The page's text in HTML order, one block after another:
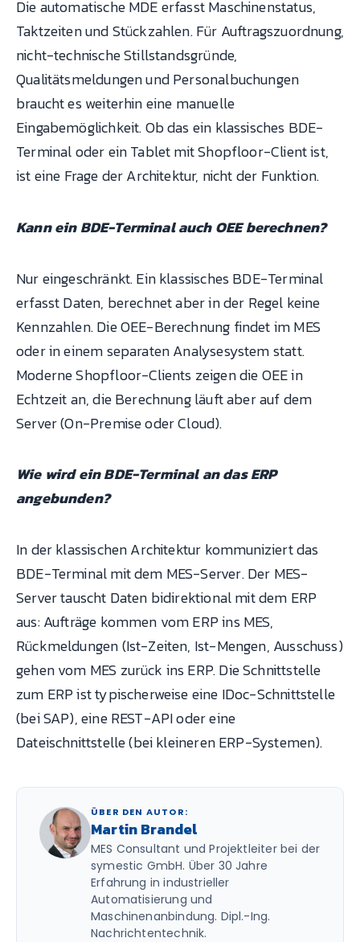
Die automatische MDE erfasst Maschinenstatus,
Taktzeiten und Stückzahlen. Für Auftragszuordnung,
nicht-technische Stillstandsgründe,
Qualitätsmeldungen und Personalbuchungen
braucht es weiterhin eine manuelle
Eingabemöglichkeit. Ob das ein klassisches BDE-
Terminal oder ein Tablet mit Shopfloor-Client ist,
ist eine Frage der Architektur, nicht der Funktion.
Kann ein BDE-Terminal auch OEE berechnen?
Nur eingeschränkt. Ein klassisches BDE-Terminal
erfasst Daten, berechnet aber in der Regel keine
Kennzahlen. Die OEE-Berechnung findet im MES
oder in einem separaten Analysesystem statt.
Moderne Shopfloor-Clients zeigen die OEE in
Echtzeit an, die Berechnung läuft aber auf dem
Server (On-Premise oder Cloud).
Wie wird ein BDE-Terminal an das ERP
angebunden?
In der klassischen Architektur kommuniziert das
BDE-Terminal mit dem MES-Server. Der MES-
Server tauscht Daten bidirektional mit dem ERP
aus: Aufträge kommen vom ERP ins MES,
Rückmeldungen (Ist-Zeiten, Ist-Mengen, Ausschuss)
gehen vom MES zurück ins ERP. Die Schnittstelle
zum ERP ist typischerweise eine IDoc-Schnittstelle
(bei SAP), eine REST-API oder eine
Dateischnittstelle (bei kleineren ERP-Systemen).
ÜBER DEN AUTOR:
Martin Brandel
MES Consultant und Projektleiter bei der
symestic GmbH. Über 30 Jahre
Erfahrung in industrieller
Automatisierung und
Maschinenanbindung. Dipl.-Ing.
Nachrichtentechnik.